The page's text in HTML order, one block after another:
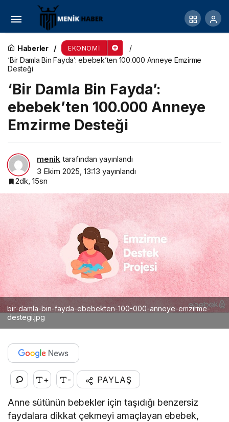
Haberler EKONOMI
‘Bir Damla Bin Fayda’: ebebek’ten 100.000 Anneye Emzirme
Desteği
‘Bir Damla Bin Fayda’:
ebebek’ten 100.000 Anneye
Emzirme Desteği
menik tarafından yayınlandı
3 Ekim 2025, 13:13 yayınlandı
2dk, 15sn
bir-damla-bin-fayda-ebebekten-100-000-anneye-emzirme-
destegi.jpg
+ - PAYLAŞ
Anne sütünün bebekler için taşıdığı benzersiz
faydalara dikkat çekmeyi amaçlayan ebebek,
İstanbul’da bir taksi plakan olsun